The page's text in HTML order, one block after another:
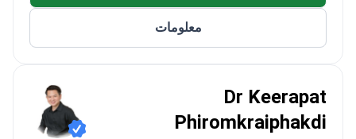
يعمل في مستشفى معتمد من AACI يخدم 50,000
معلومات
Dr Keerapat
Phiromkraiphakdi